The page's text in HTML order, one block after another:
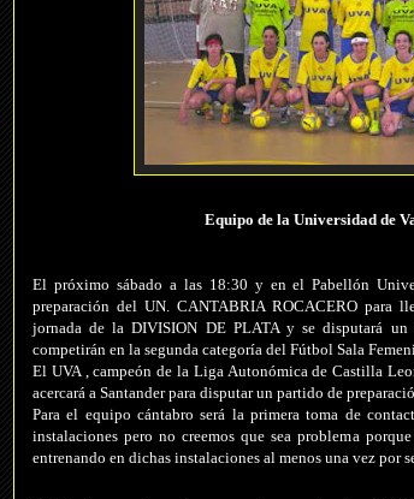
Equipo de la Universidad de
El próximo sábado a las 18:30 y en el Pabellón
preparación del UN. CANTABRIA ROCACERO para
jornada de la DIVISION DE PLATAy se disputará un
competirán en la segunda categoría del Fútbol Sala
El UVA , campeón de la Liga Autonómica de Castilla
acercará a Santander para disputar un partido de
Para el equipo cántabro será la primera toma de
instalaciones pero no creemos que sea problema
entrenando en dichas instalaciones al menos una vez por